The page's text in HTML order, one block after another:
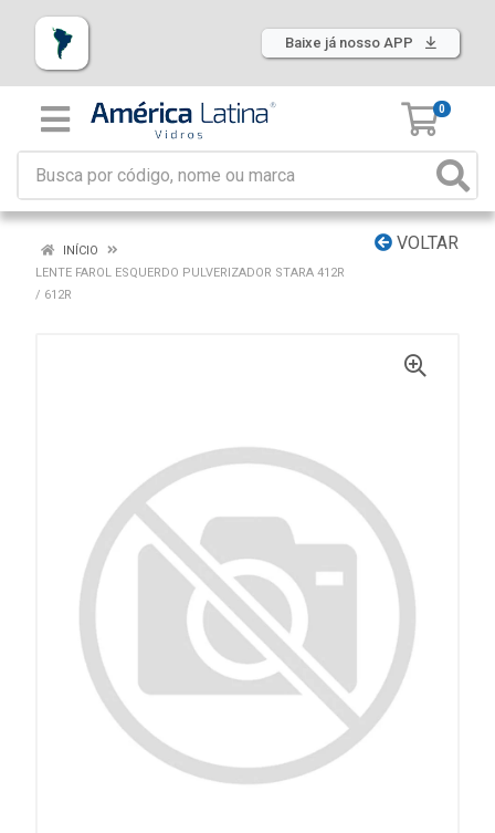
Baixe já nosso APP
0
VOLTAR
INÍCIO
LENTE FAROL ESQUERDO PULVERIZADOR STARA 412R
/ 612R